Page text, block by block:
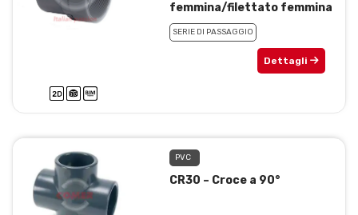
femmina/filettato femmina
SERIE DI PASSAGGIO
Dettagli
PVC
CR30 – Croce a 90°